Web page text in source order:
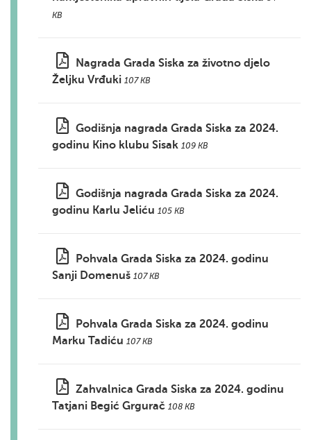
KB
Nagrada Grada Siska za životno djelo
Željku Vrđuki 107 KB
Godišnja nagrada Grada Siska za 2024.
godinu Kino klubu Sisak 109 KB
Godišnja nagrada Grada Siska za 2024.
godinu Karlu Jeliću 105 KB
Pohvala Grada Siska za 2024. godinu
Sanji Domenuš 107 KB
Pohvala Grada Siska za 2024. godinu
Marku Tadiću 107 KB
Zahvalnica Grada Siska za 2024. godinu
Tatjani Begić Grgurač 108 KB